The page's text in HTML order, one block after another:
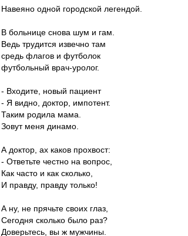
Навеяно одной городской легендой.
В больнице снова шум и гам.
Ведь трудится извечно там
средь флагов и футболок
футбольный врач-уролог.
- Входите, новый пациент
- Я видно, доктор, импотент.
Таким родила мама.
Зовут меня динамо.
А доктор, ах каков прохвост:
- Ответьте честно на вопрос,
Как часто и как сколько,
И правду, правду только!
А ну, не прячьте своих глаз,
Сегодня сколько было раз?
Доверьтесь, вы ж мужчины.